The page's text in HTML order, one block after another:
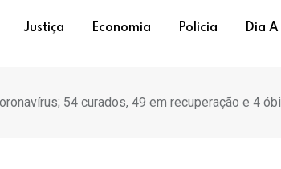
Justiça Economia Policia Dia
54 curados, 49 em recuperação e 4